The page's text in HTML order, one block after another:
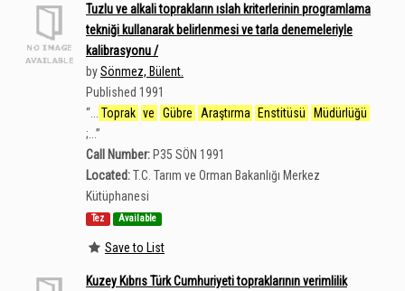
Tuzlu ve alkali toprakların ıslah kriterlerinin programlama
tekniği kullanarak belirlenmesi ve tarla denemeleriyle
kalibrasyonu /
bySönmez, Bülent.
Published 1991
“
Toprak ve Gübre Araştırma Enstitüsü
Müdürlüğü
;... ”
Call Number: P35 SÖN 1991
Located:T.C. Tarım ve Orman Bakanlığı Merkez
Kütüphanesi
Tez Available
Save to List
Kuzey Kıbrıs Türk Cumhuriyeti topraklarının verimlilik